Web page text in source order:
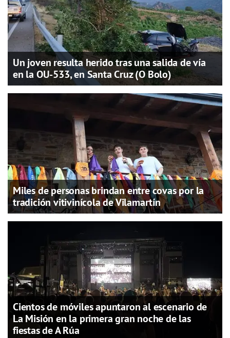
Un joven resulta herido tras una salida de vía
en la OU-533, en Santa Cruz (O Bolo)
Miles de personas brindan entre covas por la
tradición vitivinícola de Vilamartín
Cientos de móviles apuntaron al escenario de
La Misión en la primera gran noche de las
fiestas de A Rúa